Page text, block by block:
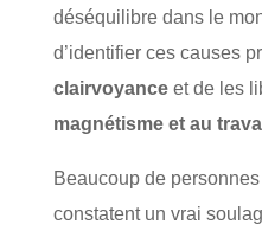
déséquilibre dans le
clairvoyance
magnétisme et au
Beaucoup de
constatent un vrai